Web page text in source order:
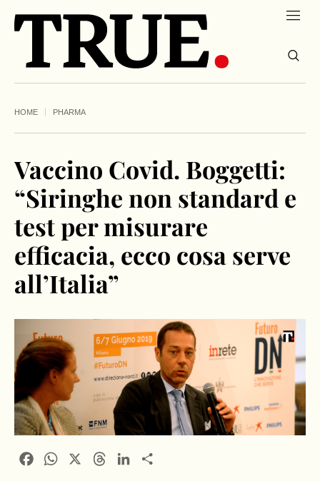
HOME PHARMA
Vaccino Covid. Boggetti:
“Siringhe non standard e
test per misurare
efficacia, ecco cosa serve
all’Italia”
FacebookWhatsApp ThreadsLinkedIn